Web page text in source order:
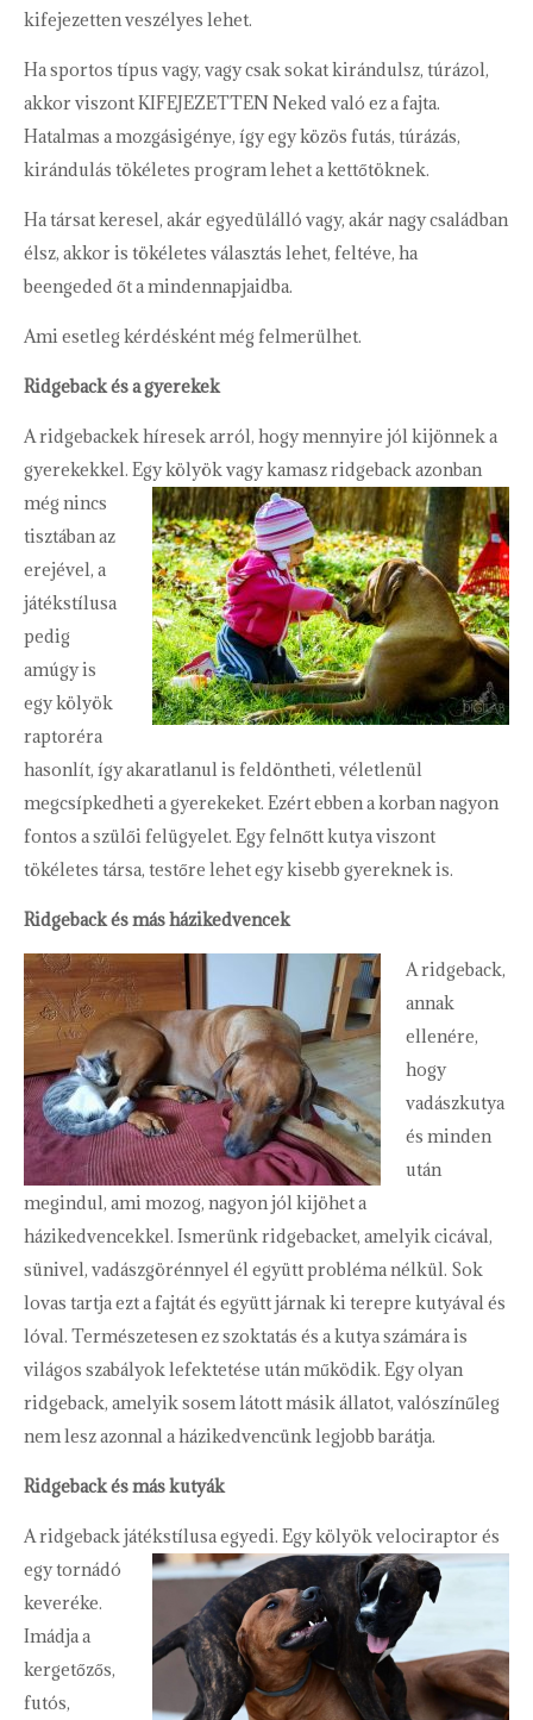
kifejezetten veszélyes lehet.
Ha sportos típus vagy, vagy csak sokat kirándulsz, túrázol,
akkor viszont KIFEJEZETTEN Neked való ez a fajta.
Hatalmas a mozgásigénye, így egy közös futás, túrázás,
kirándulás tökéletes program lehet a kettőtöknek.
Ha társat keresel, akár egyedülálló vagy, akár nagy családban
élsz, akkor is tökéletes választás lehet, feltéve, ha
beengeded őt a mindennapjaidba.
Ami esetleg kérdésként még felmerülhet.
Ridgeback és a gyerekek
A ridgebackek híresek arról, hogy mennyire jól kijönnek a
gyerekekkel. Egykölyök vagy kamasz ridgeback azonban
még nincs
tisztában az
erejével, a
játékstílusa
pedig
amúgy is
egy kölyök
raptoréra
hasonlít, így akaratlanul is feldöntheti, véletlenül
megcsípkedheti a gyerekeket. Ezért ebben a korban nagyon
fontos a szülői felügyelet. Egy felnőtt kutya viszont
tökéletes társa, testőre lehet egy kisebb gyereknek is.
Ridgeback és más házikedvencek
A ridgeback,
annak
ellenére,
hogy
vadászkutya
és minden
után
megindul, ami mozog, nagyon jól kijöhet a
házikedvencekkel. Ismerünk ridgebacket, amelyik cicával,
sünivel, vadászgörénnyel él együtt probléma nélkül. Sok
lovas tartja ezt a fajtát és együtt járnak ki terepre kutyával és
lóval. Természetesen ez szoktatás és a kutya számára is
világos szabályok lefektetése után működik. Egy olyan
ridgeback, amelyik sosem látott másik állatot, valószínűleg
nem lesz azonnal a házikedvencünk legjobb barátja.
Ridgeback és más kutyák
A ridgeback játékstílusa egyedi. Egy kölyök velociraptor és
egy tornádó
keveréke.
Imádja a
kergetőzős,
futós,